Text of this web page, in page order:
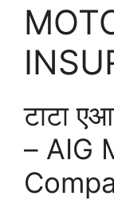
टाटा
– AIG